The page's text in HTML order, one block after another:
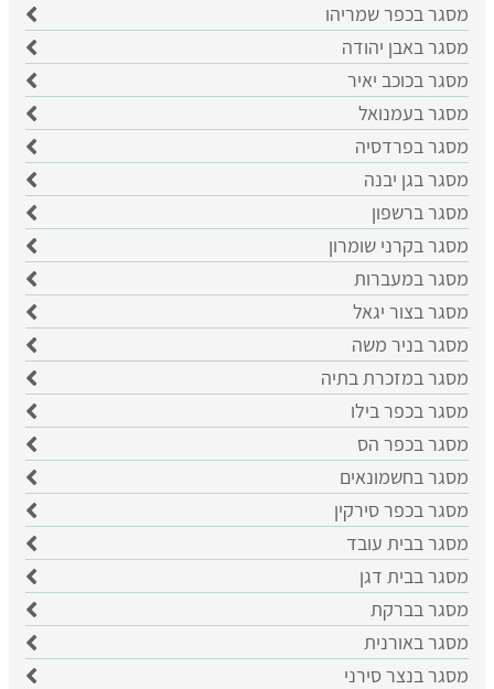
מסגר בכפר שמריהו
מסגר באבן יהודה
מסגר בכוכב יאיר
מסגר בעמנואל
מסגר בפרדסיה
מסגר בגן יבנה
מסגר ברשפון
מסגר בקרני שומרון
מסגר במעברות
מסגר בצור יגאל
מסגר בניר משה
מסגר במזכרת בתיה
מסגר בכפר בילו
מסגר בכפר הס
מסגר בחשמונאים
מסגר בכפר סירקין
מסגר בבית עובד
מסגר בבית דגן
מסגר בברקת
מסגר באורנית
מסגר בנצר סירני